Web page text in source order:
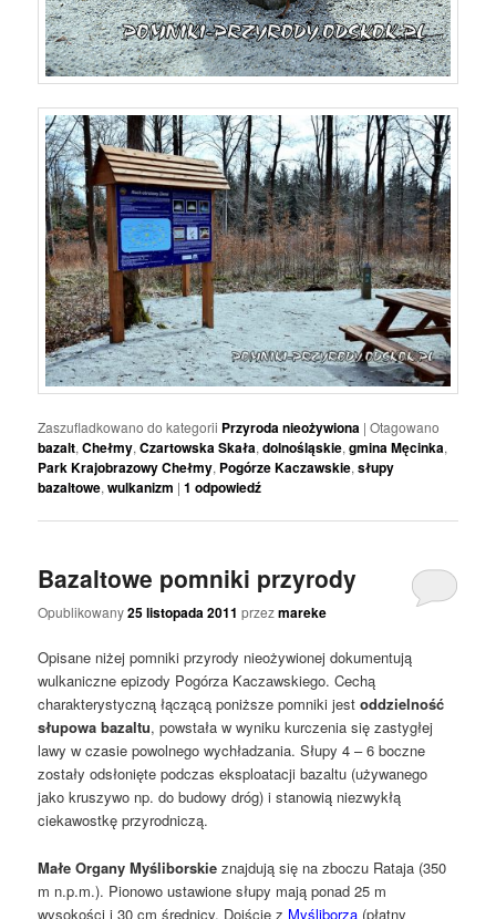
Zaszufladkowano do kategorii Przyroda nieożywiona |Otagowano
bazalt,Chełmy,Czartowska Skała,dolnośląskie,gmina Męcinka,
Park Krajobrazowy Chełmy, Pogórze Kaczawskie,słupy
bazaltowe,wulkanizm |1 odpowiedź
Bazaltowe pomniki przyrody
Opublikowany25 listopada 2011 przezmareke
Opisane niżej pomniki przyrody nieożywionej dokumentują
wulkaniczne epizody Pogórza Kaczawskiego. Cechą
charakterystyczną łączącą poniższe pomniki jestoddzielność
słupowa bazaltu, powstała w wyniku kurczenia się zastygłej
lawy wczasie powolnego wychładzania. Słupy 4 – 6 boczne
zostały odsłonięte podczas eksploatacji bazaltu (używanego
jako kruszywo np. do budowy dróg) i stanowią niezwykłą
ciekawostkę przyrodniczą.
Małe Organy Myśliborskie znajdują się na zboczu Rataja (350
m n.p.m.). Pionowo ustawione słupy mają ponad 25 m
wysokości i 30 cm średnicy. Dojście z Myśliborza (płatny